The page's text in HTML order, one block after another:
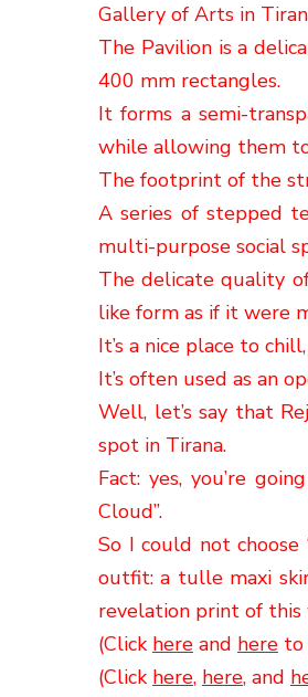
Gallery of Arts in
The Pavilion is a
400 mm rectangles.
It forms a semi-
while allowing them
The footprint of the
A series of stepped
multi-purpose social
The delicate quality
like form as if it were
It’s a nice place to
It’s often used as an
Well, let’s say that
spot in Tirana.
Fact: yes, you’re
Cloud”.
So I could not
outfit: a tulle maxi
revelation print of this
(Click here and here to
(Click here, here, and